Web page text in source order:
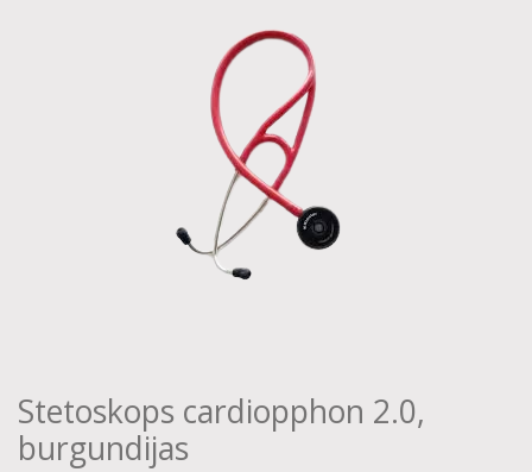
Stetoskops cardiopphon 2.0,
burgundijas